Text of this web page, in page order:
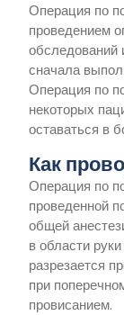
Операция по
проведением
обследований
сначала
Операция по
некоторых
оставаться в
Как
Операция по
проведенной
общей
в области
разрезается
при
провисанием.